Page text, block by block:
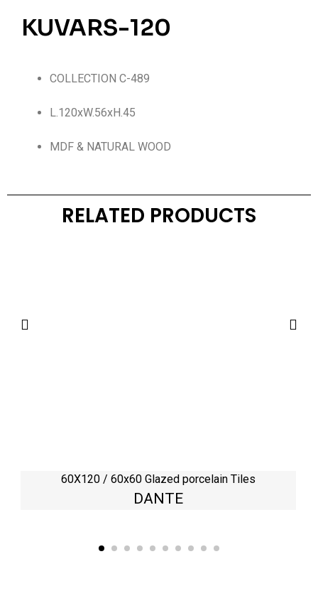
KUVARS-120
COLLECTION C-489
L.120xW.56xH.45
MDF & NATURAL WOOD
RELATED PRODUCTS
60X120 / 60x60 Glazed porcelain Tiles
DANTE